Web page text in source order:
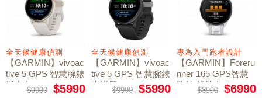
全天候健康偵測
【GARMIN】vivoac
tive 5 GPS 智慧腕錶
活力白
$9990 $5990
全天候健康偵測
【GARMIN】vivoac
tive 5 GPS 智慧腕錶
光譜黑
$9990 $5990
專為入門跑者設計
【GARMIN】Foreru
nner 165 GPS智慧
跑錶 暢快白
$8990 $6990